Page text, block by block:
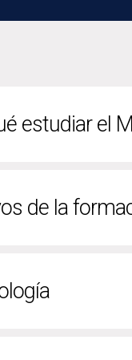
estudiar el
de la